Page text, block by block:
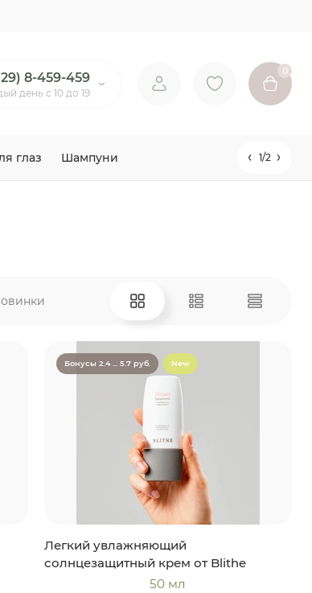
8-459-459
день с 10 до 19
0
глаз Шампуни 1/2
Бонусы 2.4 ... 5.7 руб. New
Легкий увлажняющий
солнцезащитный крем от Blithe
50 мл